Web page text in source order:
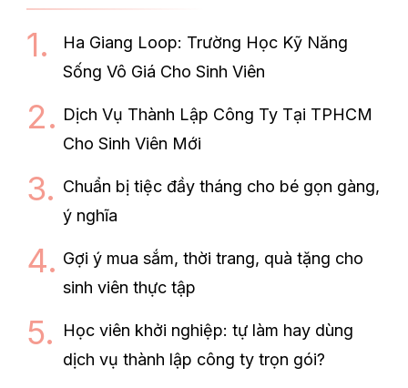
Ha Giang Loop: Trường Học Kỹ Năng
Sống Vô Giá Cho Sinh Viên
Dịch Vụ Thành Lập Công Ty Tại TPHCM
Cho Sinh Viên Mới
Chuẩn bị tiệc đầy tháng cho bé gọn gàng,
ý nghĩa
Gợi ý mua sắm, thời trang, quà tặng cho
sinh viên thực tập
Học viên khởi nghiệp: tự làm hay dùng
dịch vụ thành lập công ty trọn gói?